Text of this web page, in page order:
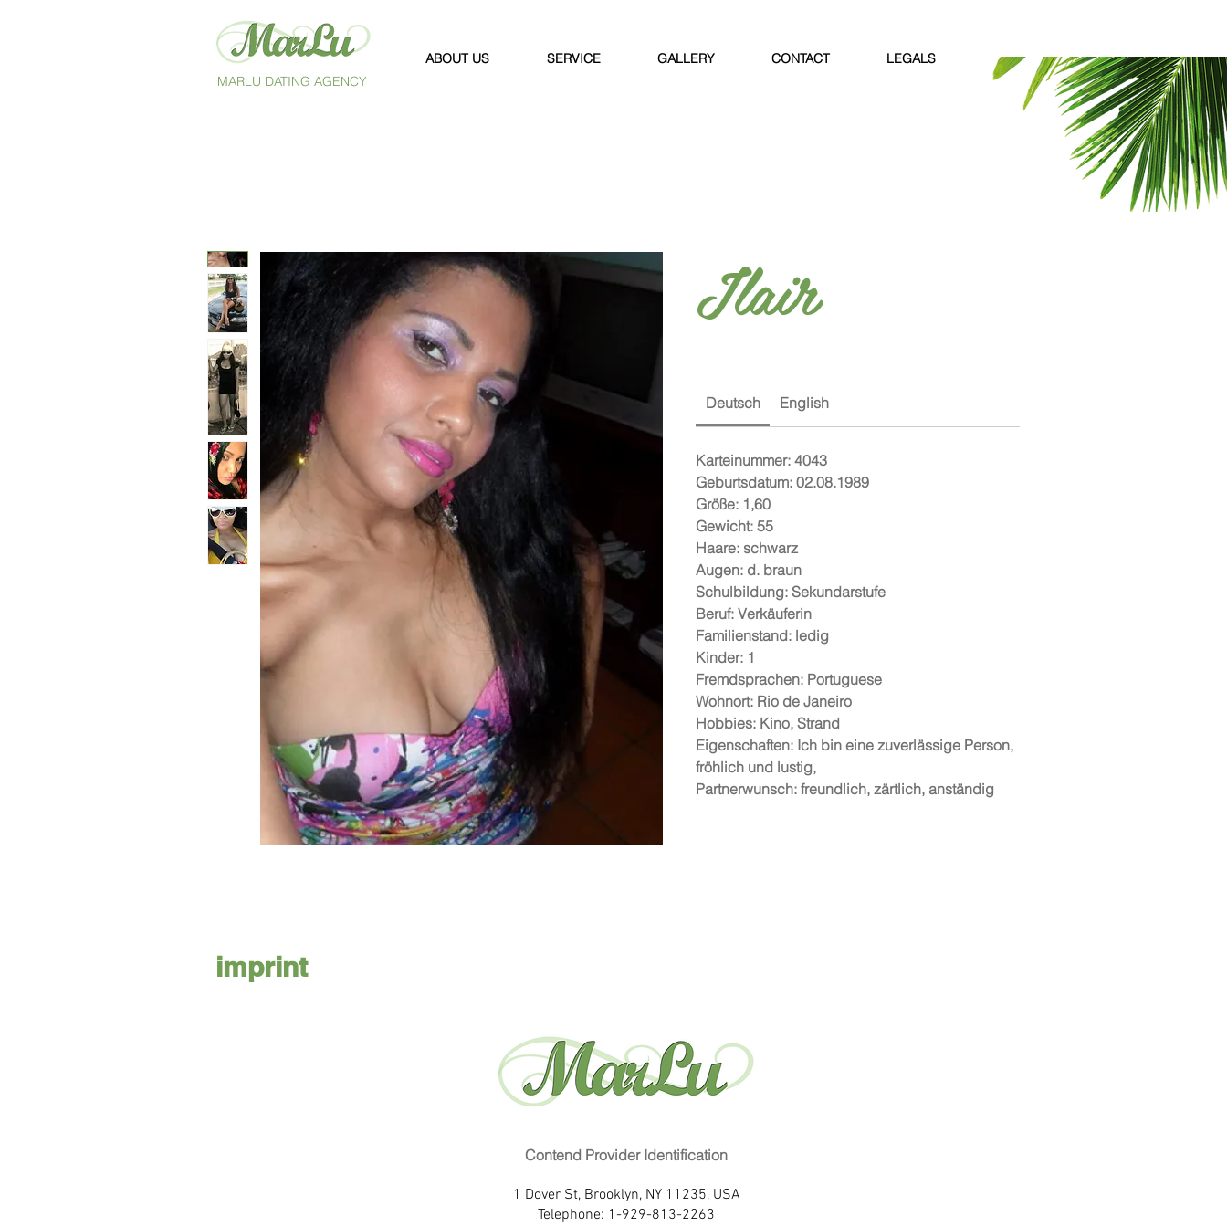
MARLU DATING AGENCY
ABOUT US SERVICE GALLERY CONTACT LEGALS
Ilair
Deutsch English
Karteinummer: 4043
Geburtsdatum: 02.08.1989
Größe: 1,60
Gewicht: 55
Haare: schwarz
Augen: d. braun
Schulbildung: Sekundarstufe
Beruf: Verkäuferin
Familienstand: ledig
Kinder: 1
Fremdsprachen: Portuguese
Wohnort: Rio de Janeiro
Hobbies: Kino, Strand
Eigenschaften: Ich bin eine zuverlässige Person,
fröhlich und lustig,
Partnerwunsch: freundlich, zärtlich, anständig
Contend Provider Identification
1 Dover St, Brooklyn, NY 11235, USA
Telephone: 1-929-813-2263
imprint